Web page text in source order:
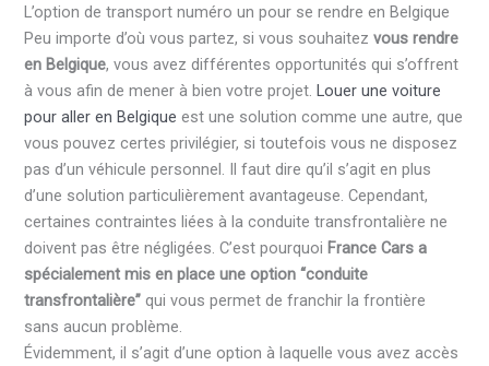
L’option de transport numéro un pour se rendre en Belgique
Peu importe d’où vous partez, si vous souhaitezvous rendre
en Belgique, vous avez différentes opportunités qui s’offrent
à vous afin de mener à bien votre projet.Louer une voiture
pour aller en Belgique est une solution comme une autre, que
vous pouvez certes privilégier, si toutefois vous ne disposez
pas d’un véhicule personnel. Il faut dire qu’il s’agit en plus
d’une solution particulièrement avantageuse. Cependant,
certaines contraintes liées à la conduite transfrontalière ne
doivent pas être négligées. C’est pourquoi France Cars a
spécialement mis en place une option “conduite
transfrontalière” qui vous permet de franchir la frontière
sans aucun problème.
Évidemment, il s’agit d’une option à laquelle vous avez accès